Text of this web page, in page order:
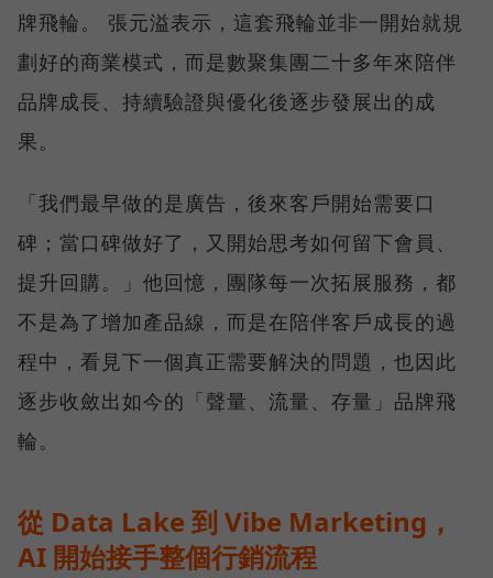
牌飛輪。 張元溢表示，這套飛輪並非一開始就規
劃好的商業模式，而是數聚集團二十多年來陪伴
品牌成長、持續驗證與優化後逐步發展出的成
果。
「我們最早做的是廣告，後來客戶開始需要口
碑；當口碑做好了，又開始思考如何留下會員、
提升回購。」他回憶，團隊每一次拓展服務，都
不是為了增加產品線，而是在陪伴客戶成長的過
程中，看見下一個真正需要解決的問題，也因此
逐步收斂出如今的「聲量、流量、存量」品牌飛
輪。
從 Data Lake 到 Vibe Marketing，
AI 開始接手整個行銷流程